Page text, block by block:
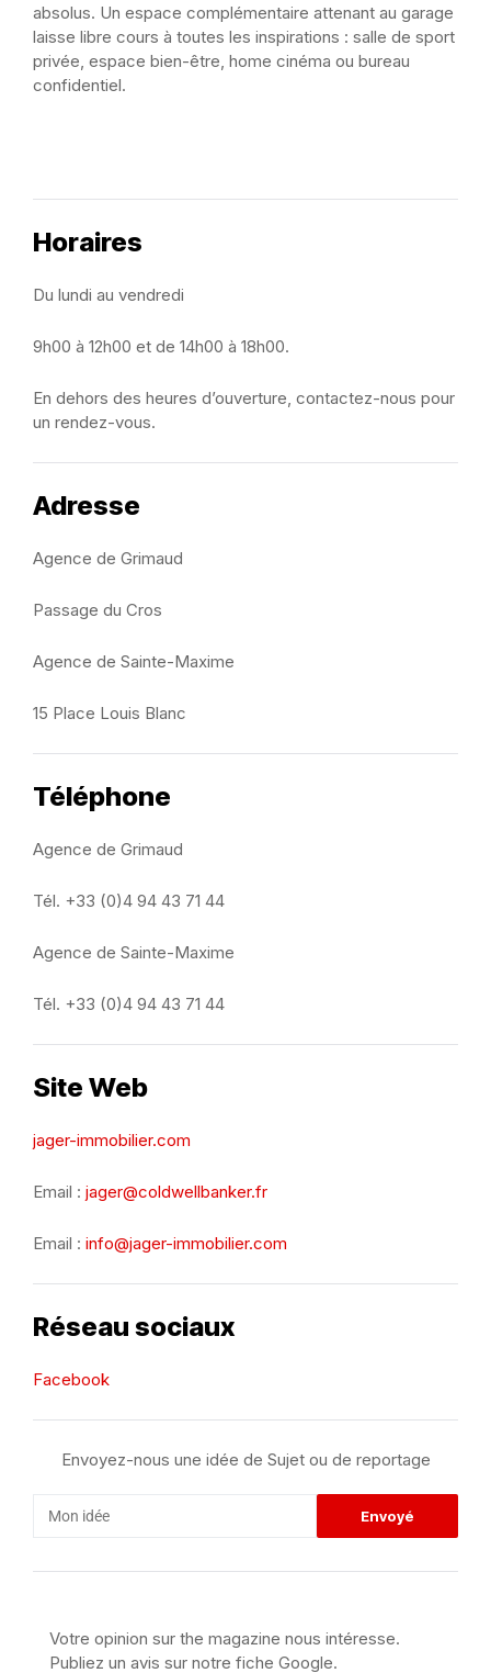
absolus. Un espace complémentaire attenant au garage
laisse libre cours à toutes les inspirations : salle de sport
privée, espace bien-être, home cinéma ou bureau
confidentiel.
Horaires
Du lundi au vendredi
9h00 à 12h00 et de 14h00 à 18h00.
En dehors des heures d’ouverture, contactez-nous pour
un rendez-vous.
Adresse
Agence de Grimaud
Passage du Cros
Agence de Sainte-Maxime
15 Place Louis Blanc
Téléphone
Agence de Grimaud
Tél. +33 (0)4 94 43 71 44
Agence de Sainte-Maxime
Tél. +33 (0)4 94 43 71 44
Site Web
jager-immobilier.com
Email : jager@coldwellbanker.fr
Email : info@jager-immobilier.com
Réseau sociaux
Facebook
Envoyez-nous une idée de Sujet ou de reportage
Votre opinion sur the magazine nous intéresse.
Publiez un avis sur notre fiche Google.